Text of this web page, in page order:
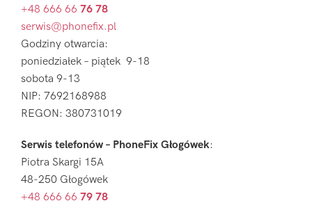
+48 666 66 76 78
serwis@phonefix.pl
Godziny otwarcia:
poniedziałek – piątek 9-18
sobota 9-13
NIP: 7692168988
REGON: 380731019
Serwis telefonów – PhoneFix Głogówek:
Piotra Skargi 15A
48-250 Głogówek
+48 666 66 79 78